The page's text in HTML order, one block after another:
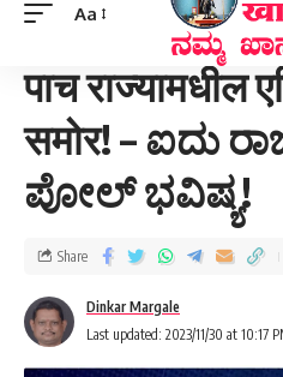
Aa
पाच राज्यामधील
समोर! – ಐದು
ಪೋಲ್ ಭವಿಷ್ಯ!
Last updated: 2023/11/30 at 10:17
Dinkar Margale
Share